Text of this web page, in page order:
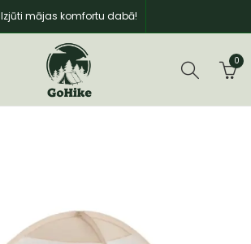
Izjūti mājas komfortu dabā!
0